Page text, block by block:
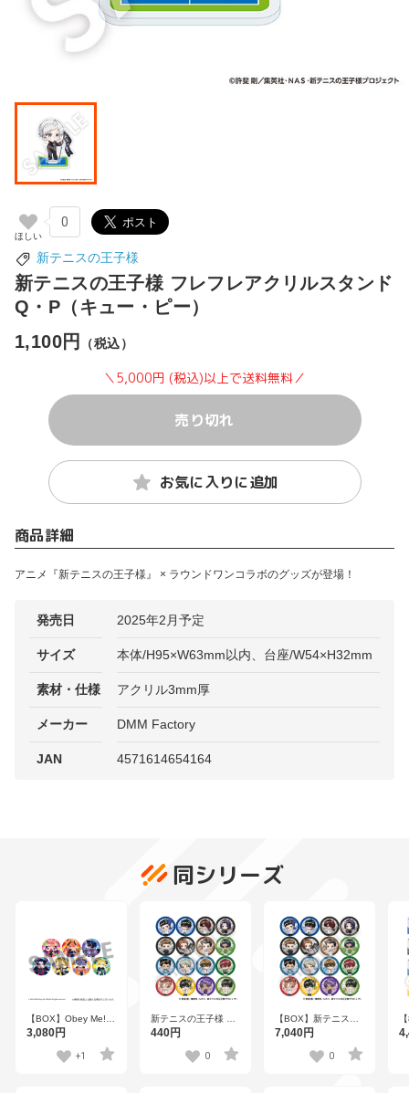
0
新テニスの王子様
新テニスの王子様 フレフレアクリルスタンド
Q・P（キュー・ピー）
1,100円
（税込）
＼5,000円 (税込)以上で送料無料／
売り切れ
お気に入りに追加
商品詳細
アニメ『新テニスの王子様』 × ラウンドワンコラボのグッズが登場！
発売日 2025年2月予定
サイズ 本体/H95×W63mm以内、台座/W54×H32mm
素材・仕様 アクリル3mm厚
メーカー DMM Factory
JAN 4571614654164
同シリーズ
【BOX】Obey Me!
フレフレンズトレー
3,080円
+1
新テニスの王子様 フ
レフレンズ缶バッジ
440円
0
【BOX】新テニスの
王子様 フレフレンズ
7,040円
0